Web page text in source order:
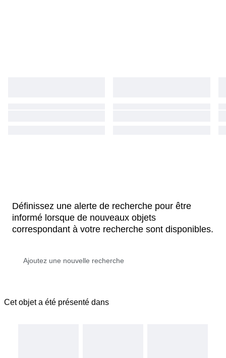
Définissez une alerte de recherche pour être
informé lorsque de nouveaux objets
correspondant à votre recherche sont disponibles.
Cet objet a été présenté dans